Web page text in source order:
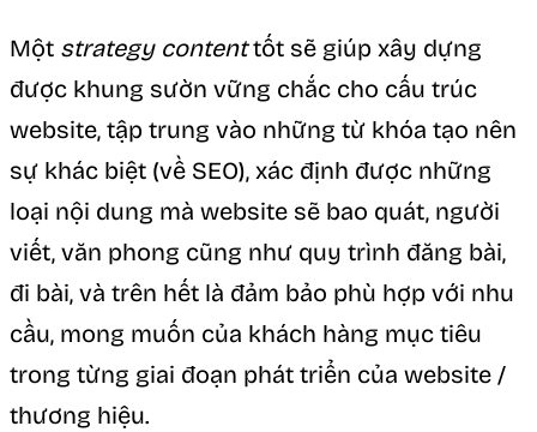
Một strategy contenttốt sẽ giúp xây dựng
được khung sườn vững chắc cho cấu trúc
website, tập trung vào những từ khóa tạo nên
sự khác biệt (về SEO), xác định được những
loại nội dung mà website sẽ bao quát, người
viết, văn phong cũng như quy trình đăng bài,
đi bài, và trên hết là đảm bảo phù hợp với nhu
cầu, mong muốn của khách hàng mục tiêu
trong từng giai đoạn phát triển của website /
thương hiệu.